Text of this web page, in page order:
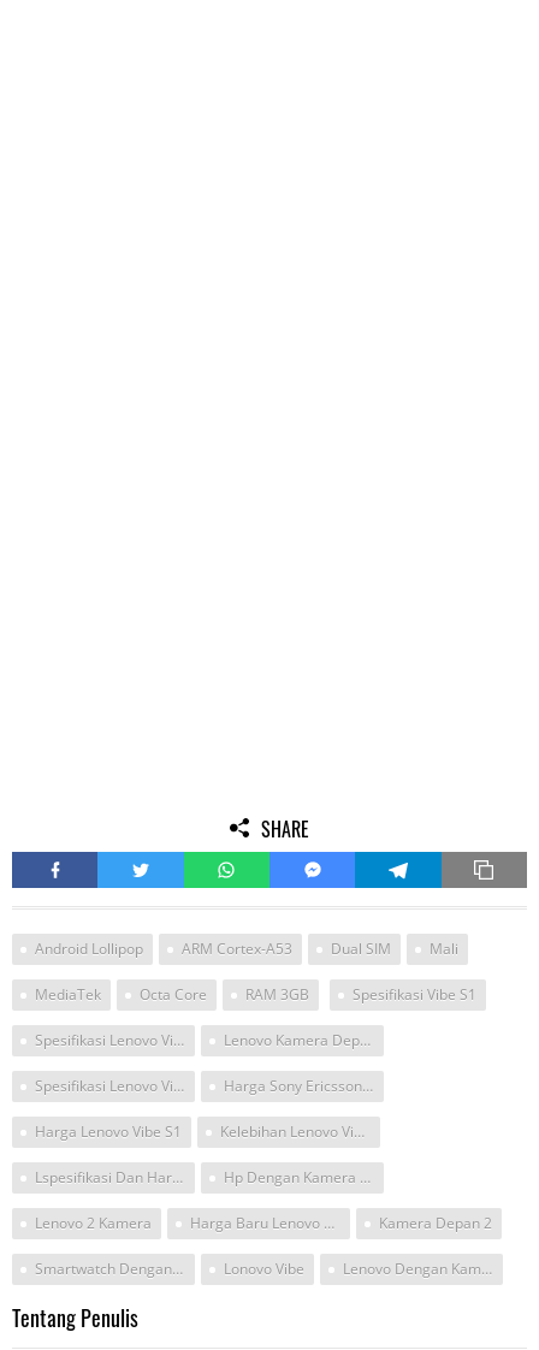
SHARE
Android Lollipop ARM Cortex-A53 Dual SIM Mali
MediaTek Octa Core RAM 3GB Spesifikasi Vibe S1
Spesifikasi Lenovo Vibe S1 Indonesia Lenovo Kamera Depan 3mp Dan Dibawah 2 Juta
Spesifikasi Lenovo Vibe S1 Harga Sony Ericsson W800i Dua Kamera Depan Belakang Di Ambulu
Harga Lenovo Vibe S1 Kelebihan Lenovo Vibe S1
Lspesifikasi Dan Harga Senin Lenovo Vibe 1s Hp Dengan Kamera 4 Buah
Lenovo 2 Kamera Harga Baru Lenovo Vibe S1 Kamera Depan 2
Smartwatch Dengan Kamera 2 Megapixel Lonovo Vibe Lenovo Dengan Kamera4
Tentang Penulis